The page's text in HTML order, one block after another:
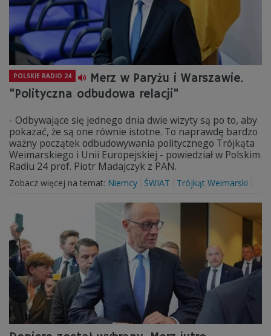
POLSKIE RADIO 24
Merz w Paryżu i Warszawie.
"Polityczna odbudowa relacji"
- Odbywające się jednego dnia dwie wizyty są po to, aby
pokazać, że są one równie istotne. To naprawdę bardzo
ważny początek odbudowywania politycznego Trójkąta
Weimarskiego i Unii Europejskiej - powiedział w Polskim
Radiu 24 prof. Piotr Madajczyk z PAN.
Zobacz więcej na temat: Niemcy ŚWIAT Trójkąt Weimarski